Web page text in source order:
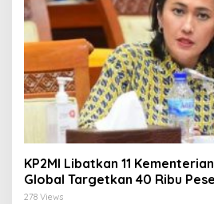
KP2MI Libatkan 11
Global Targetkan 40 Ribu
278 Views